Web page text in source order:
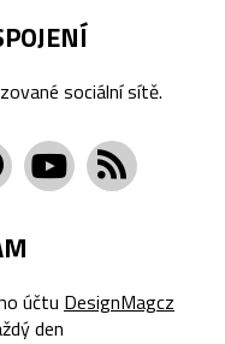
sociální sítě.
účtu DesignMagcz
den